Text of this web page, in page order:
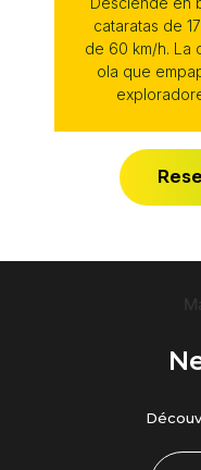
cataratas de
de 60 km/h. La
ola que